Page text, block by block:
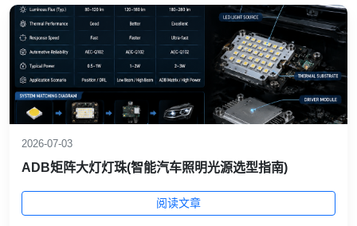
2026-07-03
ADB矩阵大灯灯珠(智能汽车照明光源选型指南)
阅读文章